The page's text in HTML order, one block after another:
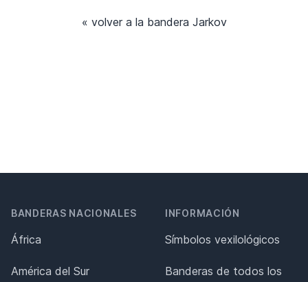
« volver a la bandera Jarkov
BANDERAS NACIONALES
África
América del Sur
INFORMACIÓN
Símbolos vexilológicos
Banderas de todos los